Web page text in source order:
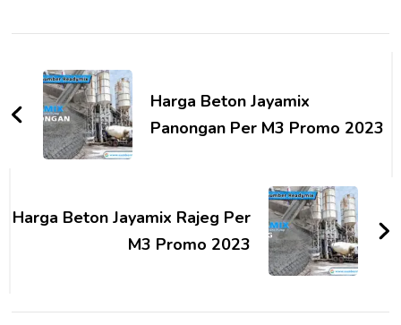
NavigationHarga Beton Jayamix
Panongan Per M3 Promo 2023
Harga Beton Jayamix Rajeg Per
M3 Promo 2023